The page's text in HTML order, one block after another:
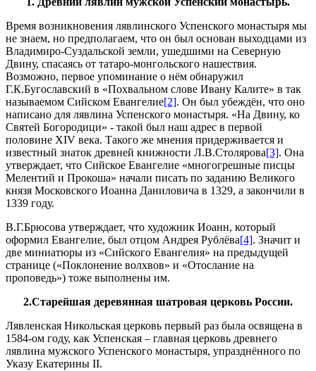
Время возникновения лявлинского Успенского монастыря мы
не знаем, но предполагаем, что он был основан выходцами из
Владимиро-Суздальской земли, ушедшими на Северную
Двину, спасаясь от татаро-монгольского нашествия.
Возможно, первое упоминание о нём обнаружил
Г.К.Бугославский в «Похвальном слове Ивану Калите» в так
называемом Сийском Евангелие[2]. Он был убеждён, что оно
написано для лявлина Успенского монастыря. «На Двину, ко
Святей Богородици» - такой был наш адрес в первой
половине XIV века. Такого же мнения придерживается и
известный знаток древней книжности Л.В.Столярова[3]. Она
утверждает, что Сийское Евангелие «многогрешные писцы
Мелентий и Прокоша» начали писать по заданию Великого
князя Московского Иоанна Даниловича в 1329, а закончили в
1339 году.
В.Г.Брюсова утверждает, что художник Иоанн, который
оформил Евангелие, был отцом Андрея Рублёва[4]. Значит и
две миниатюры из «Сийского Евангелия» на предыдущей
странице («Поклонение волхвов» и «Отослание на
проповедь») тоже выполнены им.
2.Старейшая деревянная шатровая церковь России.
Лявленская Никольская церковь первый раз была освящена в
1584-ом году, как Успенская – главная церковь древнего
лявлина мужского Успенского монастыря, упразднённого по
Указу Екатерины II.